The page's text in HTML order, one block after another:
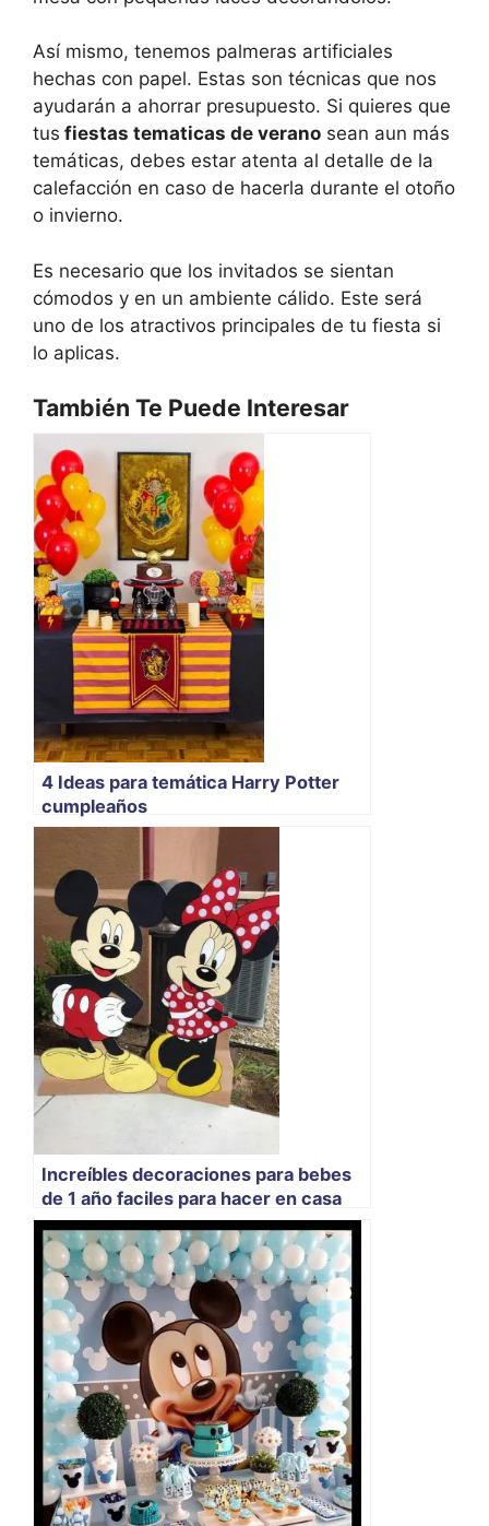
Así mismo, tenemos palmeras artificiales
hechas con papel. Estas son técnicas que nos
ayudarán a ahorrar presupuesto. Si quieres que
tus fiestas tematicas de verano sean aun más
temáticas, debes estar atenta al detalle de la
calefacción en caso de hacerla durante el otoño
o invierno.
Es necesario que los invitados se sientan
cómodos y en un ambiente cálido. Este será
uno de los atractivos principales de tu fiesta si
lo aplicas.
También Te Puede Interesar
4 Ideas para temática Harry Potter
cumpleaños
Increíbles decoraciones para bebes
de 1 año faciles para hacer en casa